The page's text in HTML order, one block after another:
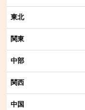
東北
関東
中部
関西
中国